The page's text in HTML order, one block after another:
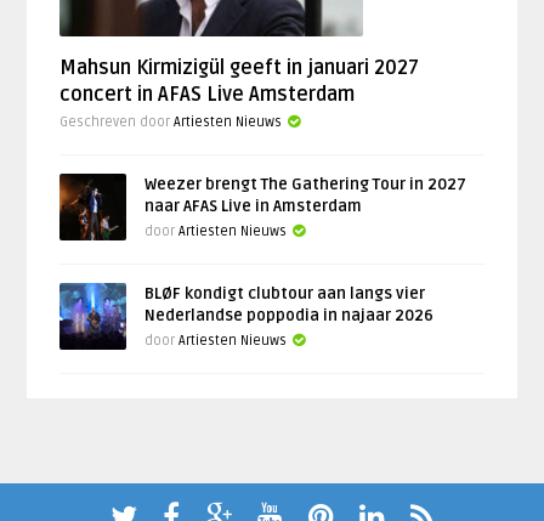
Mahsun Kirmizigül geeft in januari 2027
concert in AFAS Live Amsterdam
Geschreven doorArtiesten Nieuws
Weezer brengt The Gathering Tour in 2027
naar AFAS Live in Amsterdam
doorArtiesten Nieuws
BLØF kondigt clubtour aan langs vier
Nederlandse poppodia in najaar 2026
doorArtiesten Nieuws